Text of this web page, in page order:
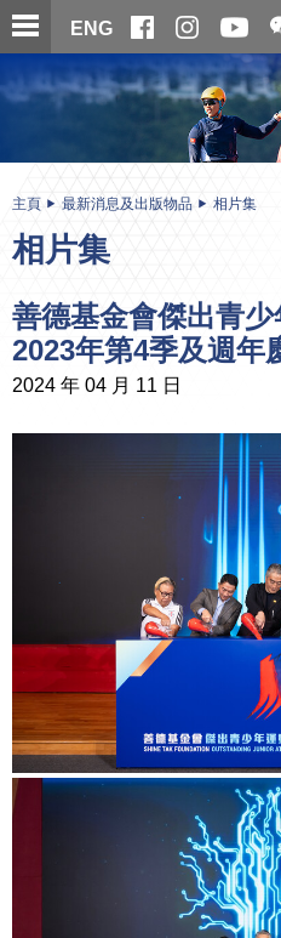
跳
至
內
ENG
微
内
主頁 最新消息及出版物品 相片集
相片集
善德基金會傑出青
2023年第4季及週年
2024 年 04 月 11 日